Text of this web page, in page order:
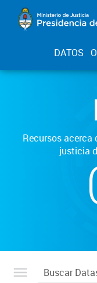
DATOS
Recursos
justicia